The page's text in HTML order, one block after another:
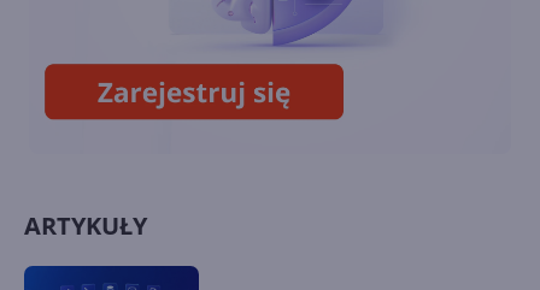
Ikony skrótów bez strzałek
ARTYKUŁY